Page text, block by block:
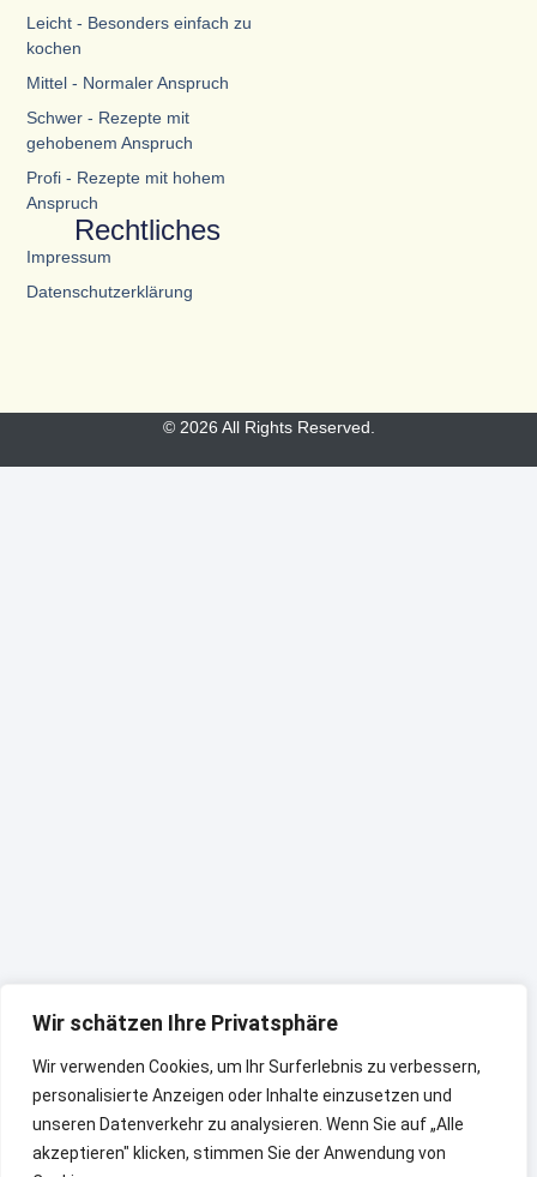
Wir schätzen Ihre Privatsphäre
Wir verwenden Cookies, um Ihr Surferlebnis zu verbessern,
personalisierte Anzeigen oder Inhalte einzusetzen und
unseren Datenverkehr zu analysieren. Wenn Sie auf „Alle
akzeptieren" klicken, stimmen Sie der Anwendung von
Leicht - Besonders einfach zu
kochen
Mittel - Normaler Anspruch
Schwer - Rezepte mit
gehobenem Anspruch
Profi - Rezepte mit hohem
Anspruch
Rechtliches
Impressum
Datenschutzerklärung
© 2026 All Rights Reserved.